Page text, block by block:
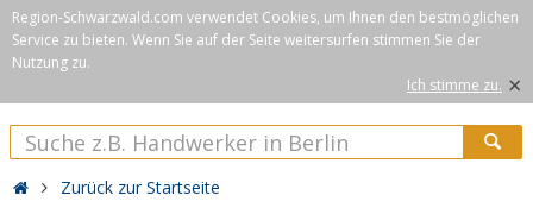
Region-Schwarzwald.com verwendet Cookies, um Ihnen den bestmöglichen
Service zu bieten. Wenn Sie auf der Seite weitersurfen stimmen Sie der
Nutzung zu.
Ich stimme zu. ×
Zurück zur Startseite